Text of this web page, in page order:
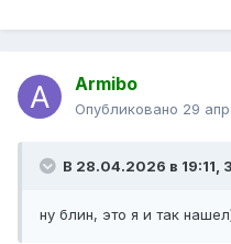
Armibo
Опубликовано 29
В 28.04.2026 в 19:11,
ну блин, это я и так